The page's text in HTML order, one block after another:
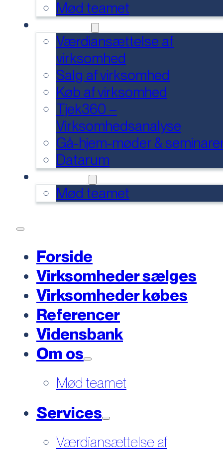
Mød teamet
Værdiansættelse af
virksomhed
Salg af virksomhed
Køb af virksomhed
Tjek360 –
Virksomhedsanalyse
Gå-hjem-møder &
Datarum
Mød teamet
Forside
Virksomheder sælges
Virksomheder købes
Referencer
Vidensbank
Om os
Mød teamet
Services
Værdiansættelse af